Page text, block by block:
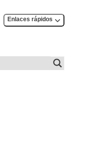
Enlaces rápidos